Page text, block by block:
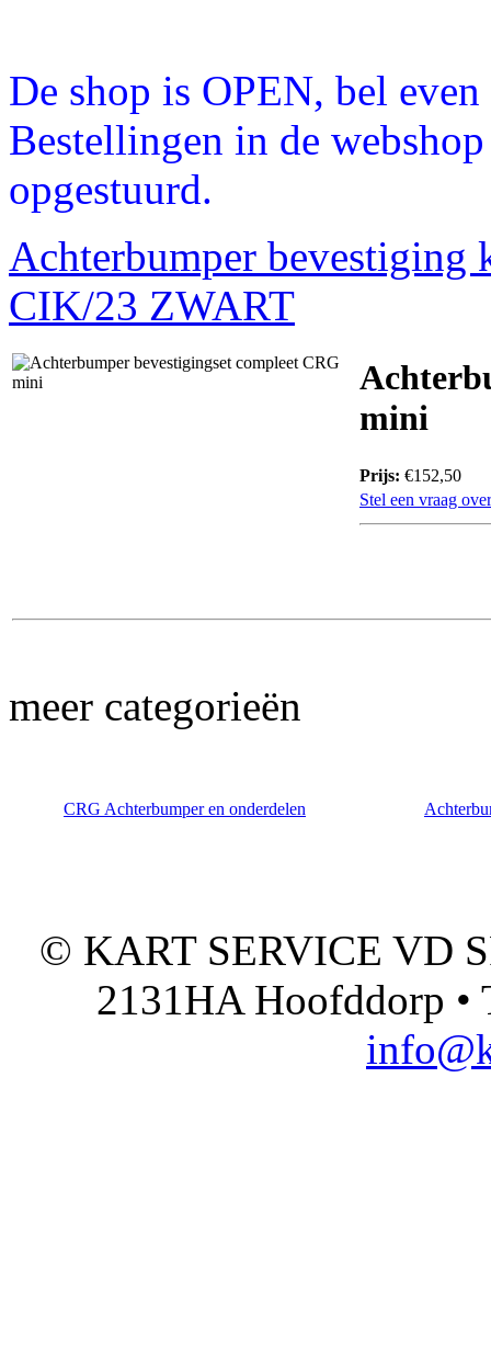
De shop is OPEN, bel
Bestellingen in de
opgestuurd.
Achterbumper
CIK/23 ZWART
mini
Prijs: €152,50
Stel een vraag
meer categorieën
CRG Achterbumper en onderdelen
© KART SERVICE VD
2131HA Hoofddorp •